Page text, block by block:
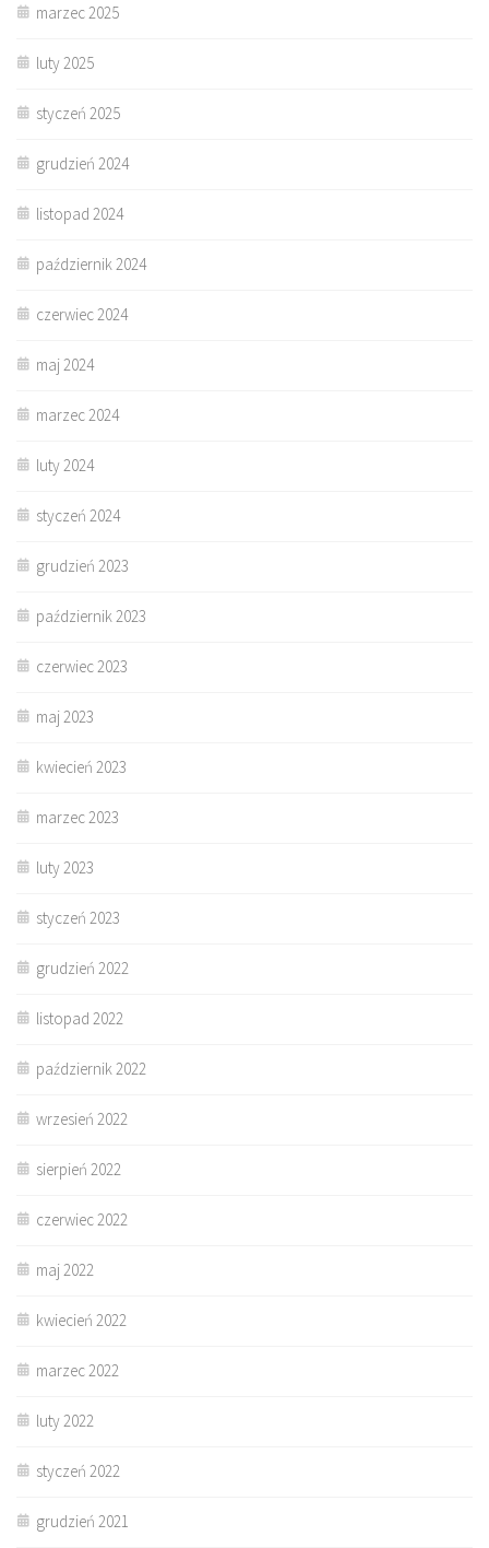
marzec 2025
luty 2025
styczeń 2025
grudzień 2024
listopad 2024
październik 2024
czerwiec 2024
maj 2024
marzec 2024
luty 2024
styczeń 2024
grudzień 2023
październik 2023
czerwiec 2023
maj 2023
kwiecień 2023
marzec 2023
luty 2023
styczeń 2023
grudzień 2022
listopad 2022
październik 2022
wrzesień 2022
sierpień 2022
czerwiec 2022
maj 2022
kwiecień 2022
marzec 2022
luty 2022
styczeń 2022
grudzień 2021